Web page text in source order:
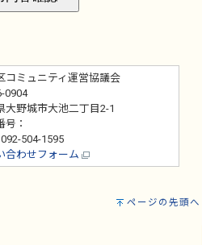
コミュニティ運営協議会
0904
大野城市大池二丁目2-1
号：
504-1595
合わせフォーム
ページの先頭へ